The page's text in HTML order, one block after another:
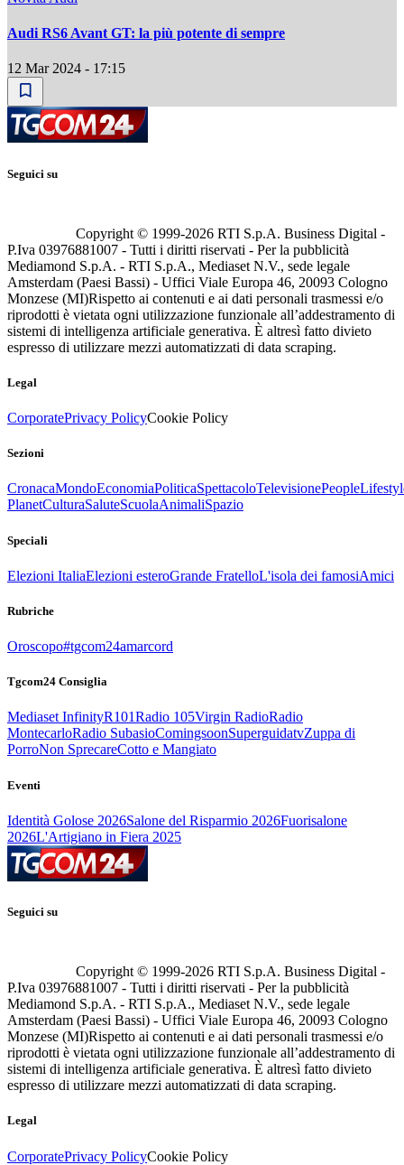
Audi RS6 Avant GT: la più potente di sempre
12 Mar 2024 - 17:15
Seguici su
Copyright © 1999-2026 RTI S.p.A. Business Digital -
P.Iva 03976881007 - Tutti i diritti riservati - Per la pubblicità
Mediamond S.p.A. - RTI S.p.A., Mediaset N.V., sede legale
Amsterdam (Paesi Bassi) - Uffici Viale Europa 46, 20093 Cologno
Monzese (MI)Rispetto ai contenuti e ai dati personali trasmessi e/o
riprodotti è vietata ogni utilizzazione funzionale all’addestramento di
sistemi di intelligenza artificiale generativa. È altresì fatto divieto
espresso di utilizzare mezzi automatizzati di data scraping.
Legal
CorporatePrivacy PolicyCookie Policy
Sezioni
CronacaMondoEconomiaPoliticaSpettacoloTelevisionePeople
PlanetCulturaSaluteScuolaAnimaliSpazio
Speciali
Elezioni ItaliaElezioni esteroGrande FratelloL'isola dei famosiAmici
Rubriche
Oroscopo#tgcom24amarcord
Tgcom24 Consiglia
Mediaset InfinityR101Radio 105Virgin RadioRadio
MontecarloRadio SubasioComingsoonSuperguidatvZuppa di
PorroNon SprecareCotto e Mangiato
Eventi
Identità Golose 2026Salone del Risparmio 2026Fuorisalone
2026L'Artigiano in Fiera 2025
Seguici su
Copyright © 1999-2026 RTI S.p.A. Business Digital -
P.Iva 03976881007 - Tutti i diritti riservati - Per la pubblicità
Mediamond S.p.A. - RTI S.p.A., Mediaset N.V., sede legale
Amsterdam (Paesi Bassi) - Uffici Viale Europa 46, 20093 Cologno
Monzese (MI)Rispetto ai contenuti e ai dati personali trasmessi e/o
riprodotti è vietata ogni utilizzazione funzionale all’addestramento di
sistemi di intelligenza artificiale generativa. È altresì fatto divieto
espresso di utilizzare mezzi automatizzati di data scraping.
Legal
CorporatePrivacy PolicyCookie Policy